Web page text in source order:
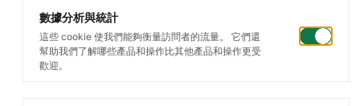
數據分析與統計
這些 cookie 使我們能夠衡量訪問者的流量。 它們還
幫助我們了解哪些產品和操作比其他產品和操作更受
歡迎。